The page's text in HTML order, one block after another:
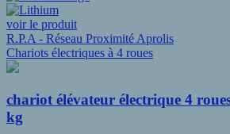
voir le produit
R.P.A - Réseau Proximité Aprolis
Chariots électriques à 4 roues
chariot élévateur électrique 4
kg